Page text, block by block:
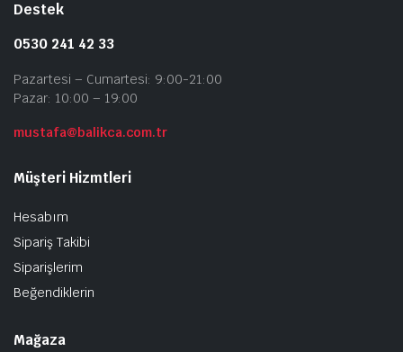
Destek
0530 241 42 33
Pazartesi – Cumartesi: 9:00-21:00
Pazar: 10:00 – 19:00
mustafa@balikca.com.tr
Müşteri Hizmtleri
Hesabım
Sipariş Takibi
Siparişlerim
Beğendiklerin
Mağaza